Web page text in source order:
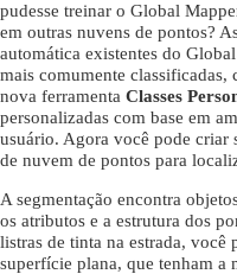
pudesse treinar o Global
em outras nuvens de pontos?
automática existentes do
mais comumente classificadas,
nova ferramenta Classes
personalizadas com base em
usuário. Agora você pode criar
de nuvem de pontos para
A segmentação encontra
os atributos e a estrutura dos
listras de tinta na estrada, você
superfície plana, que tenham a